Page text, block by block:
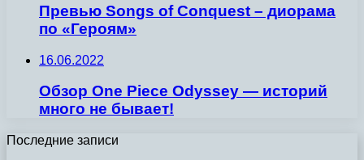
Превью Songs of Conquest – диорама
по «Героям»
16.06.2022
Обзор One Piece Odyssey — историй
много не бывает!
Последние записи